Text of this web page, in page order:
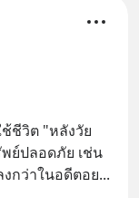
ช้ชีวิต "หลังวัย
ย์ปลอดภัย เช่น
กว่าในอดีตอย